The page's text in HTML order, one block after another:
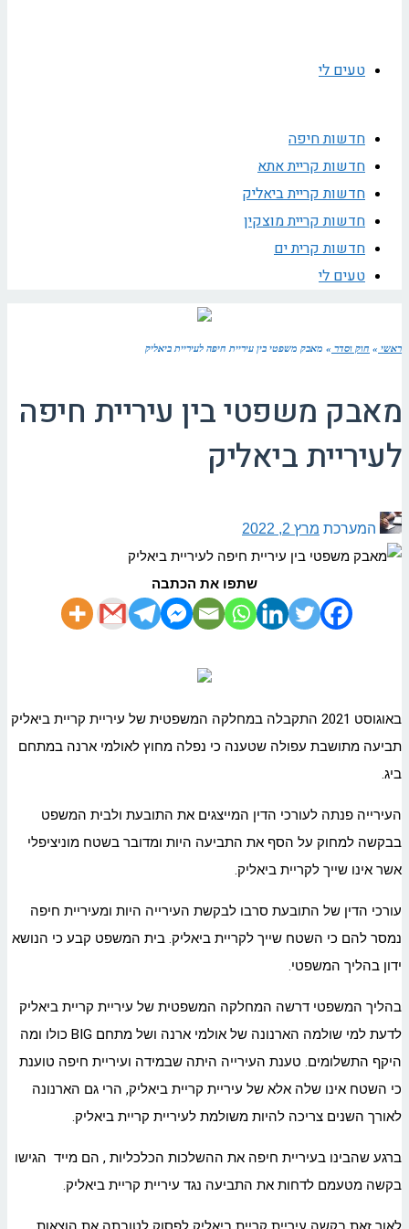
טעים לי
חדשות חיפה
חדשות קריית אתא
חדשות קריית ביאליק
חדשות קריית מוצקין
חדשות קרית ים
טעים לי
ראשי » חוק וסדר » מאבק משפטי בין עיריית חיפה לעיריית ביאליק
מאבק משפטי בין עיריית חיפה
לעיריית ביאליק
המערכת מרץ 2, 2022
שתפו את הכתבה
באוגוסט 2021 התקבלה במחלקה המשפטית של עיריית קריית ביאליק
תביעה מתושבת עפולה שטענה כי נפלה מחוץ לאולמי ארנה במתחם
ביג.
העירייה פנתה לעורכי הדין המייצגים את התובעת ולבית המשפט
בבקשה למחוק על הסף את התביעה היות ומדובר בשטח מוניציפלי
אשר אינו שייך לקריית ביאליק.
עורכי הדין של התובעת סרבו לבקשת העירייה היות ומעיריית חיפה
נמסר להם כי השטח שייך לקריית ביאליק. בית המשפט קבע כי הנושא
ידון בהליך המשפטי.
בהליך המשפטי דרשה המחלקה המשפטית של עיריית קריית ביאליק
לדעת למי שולמה הארנונה של אולמי ארנה ושל מתחם BIG כולו ומה
היקף התשלומים. טענת העירייה היתה שבמידה ועיריית חיפה טוענת
כי השטח אינו שלה אלא של עיריית קריית ביאליק, הרי גם הארנונה
לאורך השנים צריכה להיות משולמת לעיריית קריית ביאליק.
ברגע שהבינו בעיריית חיפה את ההשלכות הכלכליות , הם מייד הגישו
בקשה מטעמם לדחות את התביעה נגד עיריית קריית ביאליק.